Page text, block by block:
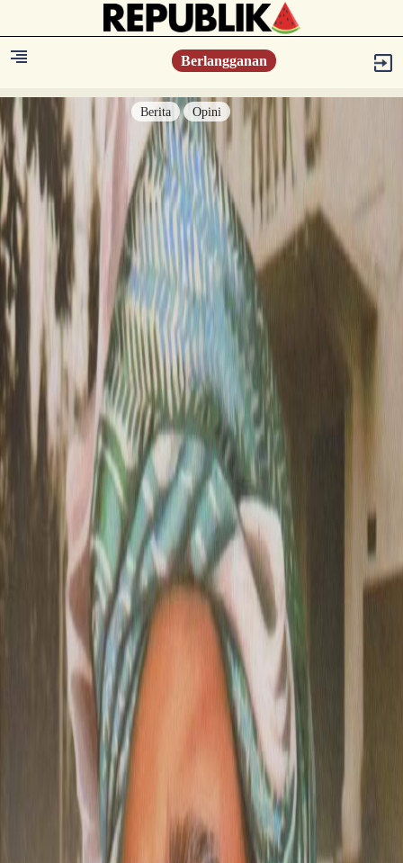
Berlangganan
Berita Opini
Berita
Islam Digest
Hikmah
Opini
Konsultasi Syariah
Resonansi
Sejarah
Iqtishodia
Sastra
Literasi Umat